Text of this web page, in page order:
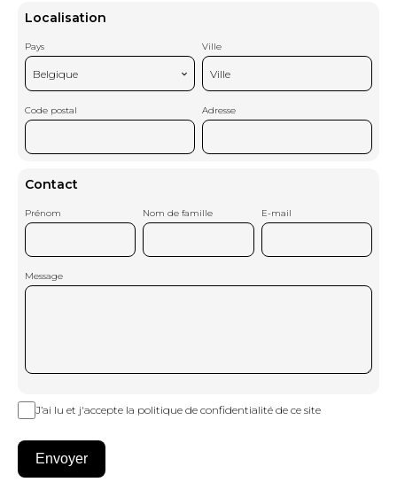
Localisation
Pays
Belgique
Ville
Ville
Code postal Adresse
Contact
Prénom Nom de famille E-mail
Message
J’ai lu et j'accepte la politique de confidentialité de ce site
Envoyer